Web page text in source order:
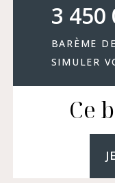
3 450
BARÈME
SIMULER
Ce